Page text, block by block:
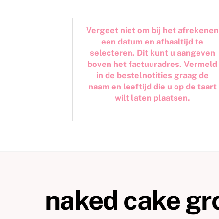
Vergeet niet om bij het afrekenen
een datum en afhaaltijd te
selecteren. Dit kunt u aangeven
boven het factuuradres. Vermeld
in de bestelnotities graag de
naam en leeftijd die u op de taart
wilt laten plaatsen.
naked cake